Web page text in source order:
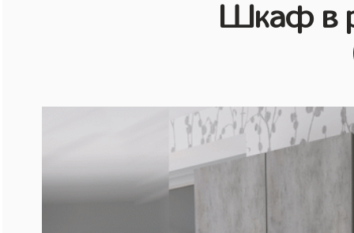
Шкаф в